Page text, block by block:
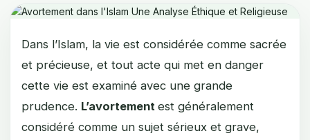
Dans l’Islam, la vie est considérée comme sacrée
et précieuse, et tout acte qui met en danger
cette vie est examiné avec une grande
prudence. L’avortement est généralement
considéré comme un sujet sérieux et grave,